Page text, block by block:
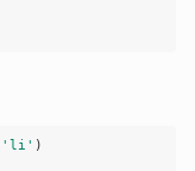
'li' )